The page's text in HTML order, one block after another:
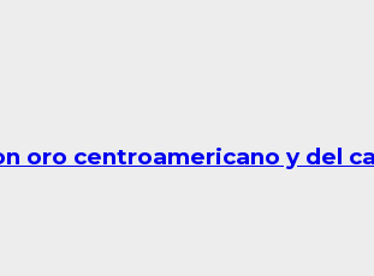
oro centroamericano y del